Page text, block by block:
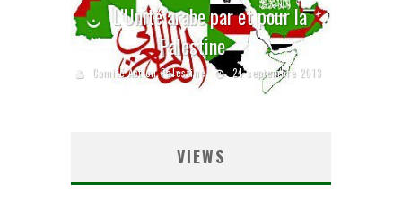
L’Unité arabe par et pour la
Palestine
Comité Action Palestine 24 septembre 2013
VIEWS